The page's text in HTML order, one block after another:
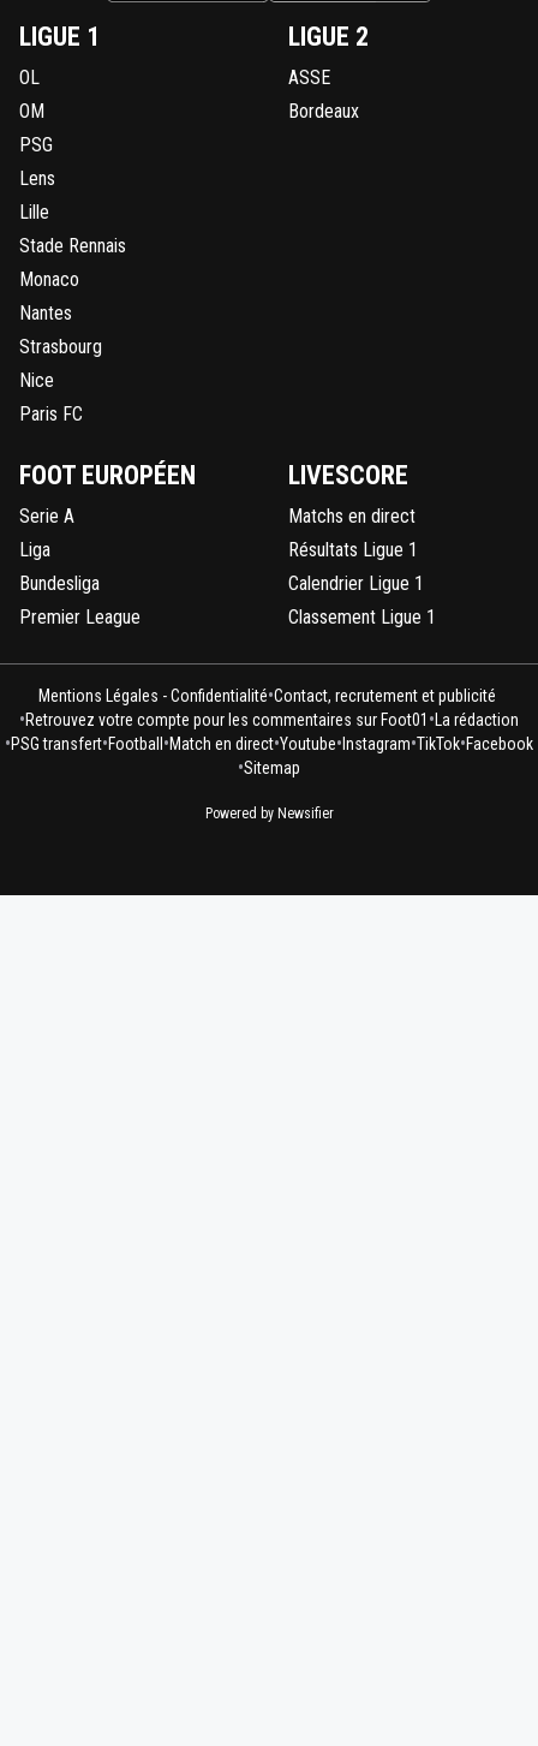
LIGUE 1
OL
OM
PSG
Lens
Lille
Stade Rennais
Monaco
Nantes
Strasbourg
Nice
Paris FC
LIGUE 2
ASSE
Bordeaux
FOOT EUROPÉEN
Serie A
Liga
Bundesliga
Premier League
LIVESCORE
Matchs en direct
Résultats Ligue 1
Calendrier Ligue 1
Classement Ligue 1
Mentions Légales - Confidentialité•Contact, recrutement et publicité
•Retrouvez votre compte pour les commentaires sur Foot01 • La rédaction
•PSG transfert•Football •Match en direct•Youtube• Instagram•TikTok•Facebook
•Sitemap
Powered by Newsifier